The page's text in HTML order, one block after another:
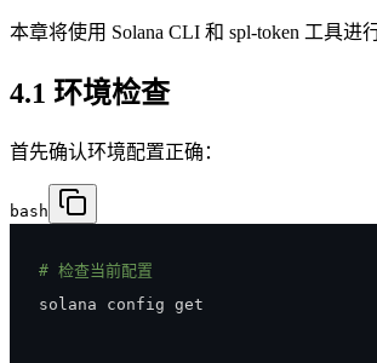
本章将使用 Solana CLI 和 spl-token 工具
4.1 环境检查
首先确认环境配置正确：
bash
# 检查当前配置